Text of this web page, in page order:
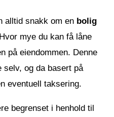
alltid snakk om en bolig
mye du kan få låne
på eiendommen. Denne
selv, og da basert på
eventuell taksering.
begrenset i henhold til